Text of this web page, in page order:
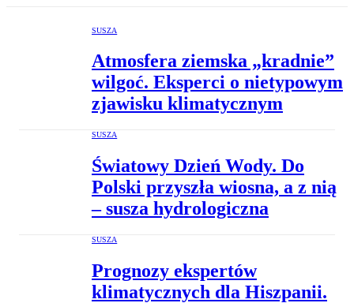
SUSZA
Atmosfera ziemska „kradnie”
wilgoć. Eksperci o nietypowym
zjawisku klimatycznym
SUSZA
Światowy Dzień Wody. Do
Polski przyszła wiosna, a z nią
– susza hydrologiczna
SUSZA
Prognozy ekspertów
klimatycznych dla Hiszpanii.